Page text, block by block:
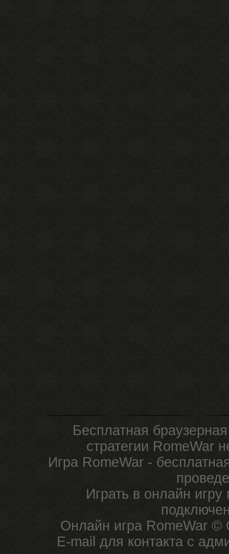
Бесплатная
стратегии RomeWar
Игра RomeWar -
Играть в онлайн
Онлайн игра RomeWar ©
E-mail для контакта с